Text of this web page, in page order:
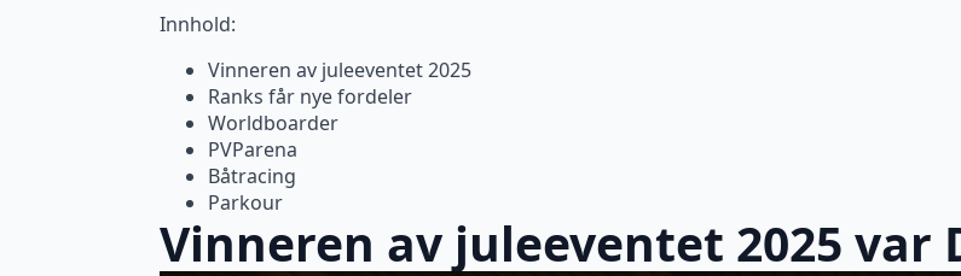
Innhold:
Vinneren av juleeventet 2025
Ranks får nye fordeler
Worldboarder
PVParena
Båtracing
Parkour
Vinneren av juleeventet 2025 var